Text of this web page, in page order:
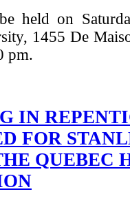
held on
1455 De
pm.
IN
FOR
QUEBEC